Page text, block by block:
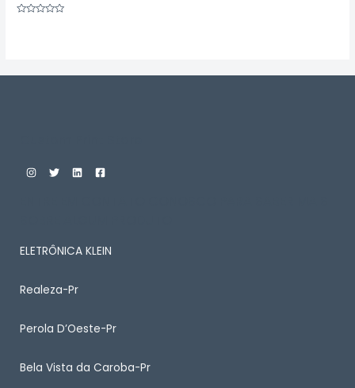
ELETRÔNICA KLEIN
Realeza-Pr
Perola D’Oeste-Pr
Bela Vista da Caroba-Pr